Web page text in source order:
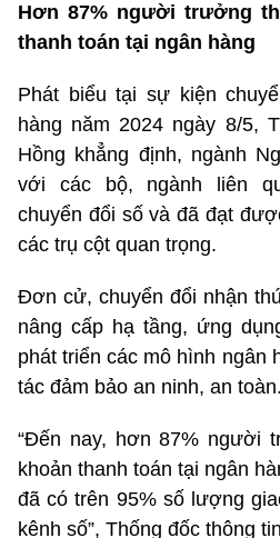
Hơn 87% người trưởng
thanh toán tại ngân hàng
Phát biểu tại sự kiện
hàng năm 2024 ngày 8/5,
Hồng khẳng định, ngành
với các bộ, ngành liên
chuyển đổi số và đã đạt
các trụ cột quan trọng.
Đơn cử, chuyển đổi nhận
nâng cấp hạ tầng, ứng
phát triển các mô hình ngân
tác đảm bảo an ninh, an
“Đến nay, hơn 87% người
khoản thanh toán tại ngân
đã có trên 95% số lượng
kênh số”, Thống đốc thông